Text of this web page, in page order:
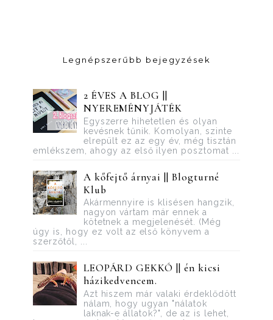
Legnépszerűbb bejegyzések
2 ÉVES A BLOG ||
NYEREMÉNYJÁTÉK
Egyszerre hihetetlen és olyan
kevésnek tűnik. Komolyan, szinte
elrepült ez az egy év, még tisztán
emlékszem, ahogy az első ilyen posztomat ...
A kőfejtő árnyai || Blogturné
Klub
Akármennyire is klisésen hangzik,
nagyon vártam már ennek a
kötetnek a megjelenését. (Még
úgy is, hogy ez volt az első könyvem a
szerzőtől, ...
LEOPÁRD GEKKÓ || én kicsi
házikedvencem.
Azt hiszem már valaki érdeklődött
nálam, hogy ugyan "nálatok
laknak-e állatok?", de az is lehet,